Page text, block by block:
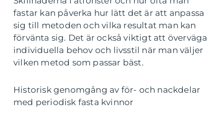
fastar kan påverka hur lätt det är att anpassa
sig till metoden och vilka resultat man kan
förvänta sig. Det är också viktigt att överväga
individuella behov och livsstil när man väljer
vilken metod som passar bäst.
Historisk genomgång av för- och nackdelar
med periodisk fasta kvinnor